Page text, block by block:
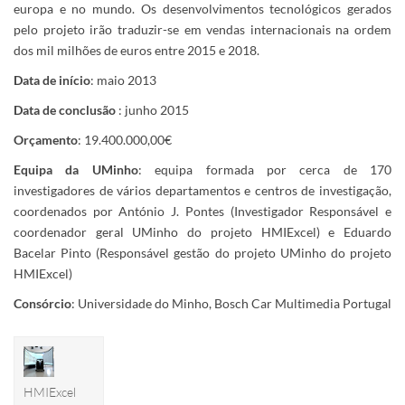
europa e no mundo. Os desenvolvimentos tecnológicos gerados
pelo projeto irão traduzir-se em vendas internacionais na ordem
dos mil milhões de euros entre 2015 e 2018.
Data de início: maio 2013
Data de conclusão : junho 2015
Orçamento: 19.400.000,00€
Equipa da UMinho: equipa formada por cerca de 170
investigadores de vários departamentos e centros de investigação,
coordenados por António J. Pontes (Investigador Responsável e
coordenador geral UMinho do projeto HMIExcel) e Eduardo
Bacelar Pinto (Responsável gestão do projeto UMinho do projeto
HMIExcel)
Consórcio: Universidade do Minho, Bosch Car Multimedia Portugal
HMIExcel